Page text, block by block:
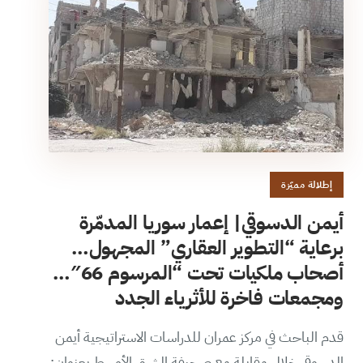
إطلالة مميّزة
أيمن الدسوقي| إعمار سوريا المدمّرة
برعاية “التطوير العقاري” المجهول…
أصحاب ملكيات تحت “المرسوم 66″…
ومجمعات فاخرة للأثرياء الجدد
قدم الباحث في مركز عمران للدراسات الاستراتيجية أيمن